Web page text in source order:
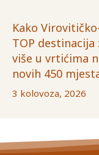
Kako
TOP destinacija
više u vrtićima
novih 450
3 kolovoza, 2026